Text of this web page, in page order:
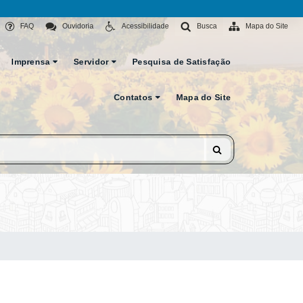
Mapa do Site
Busca
Acessibilidade
Ouvidoria
FAQ
Imprensa Servidor Pesquisa de Satisfação
Contatos Mapa do Site